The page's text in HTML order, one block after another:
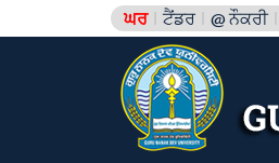
ਘਰ ਟੈਂਡਰ @ ਨੌਕਰੀ